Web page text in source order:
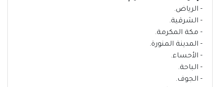
- الرياض.
- الشرقية.
- مكة المكرمة.
- المدينة المنورة.
- الأحساء.
- الباحة.
- الجوف.